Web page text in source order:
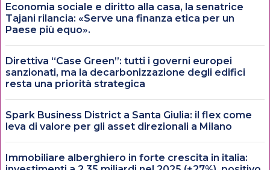
Economia sociale e diritto alla casa, la senatrice
Tajani rilancia: «Serve una finanza etica per un
Paese più equo».
Direttiva “Case Green”: tutti i governi europei
sanzionati, ma la decarbonizzazione degli edifici
resta una priorità strategica
Spark Business District a Santa Giulia: il flex come
leva di valore per gli asset direzionali a Milano
Immobiliare alberghiero in forte crescita in italia: